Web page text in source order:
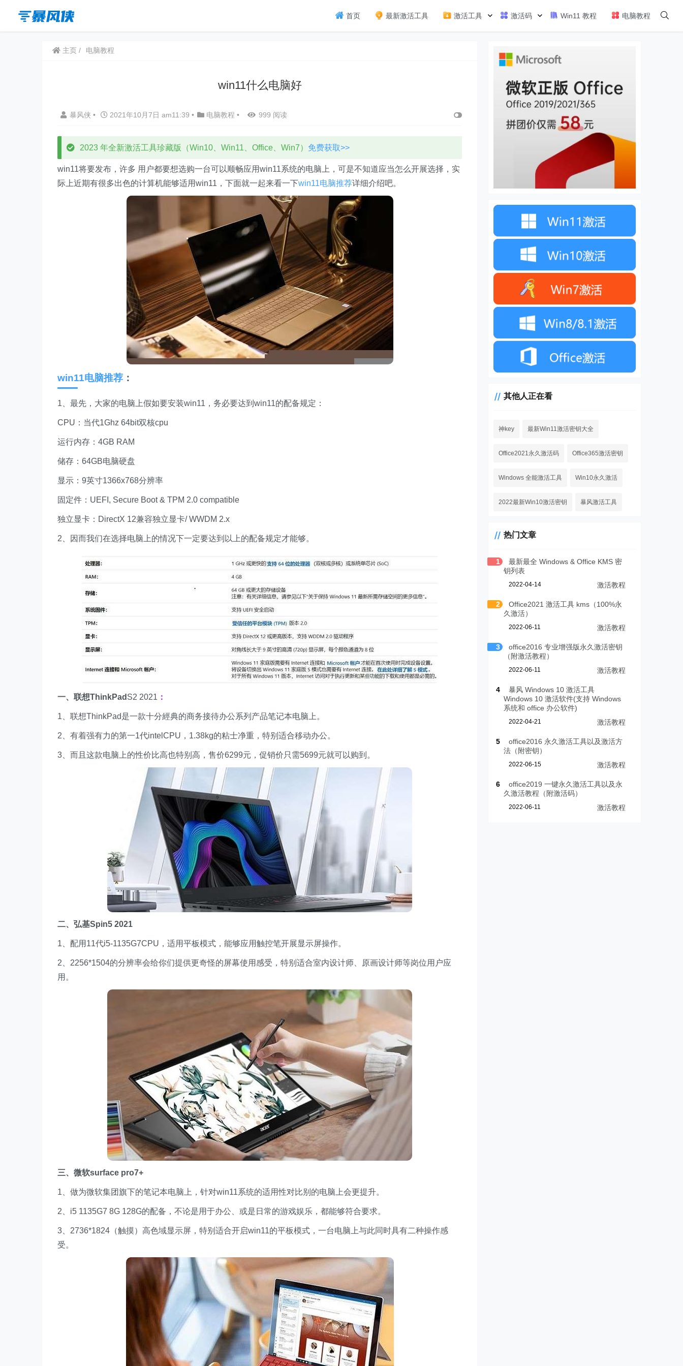
首页 最新激活工具 激活工具 激活码 Win11 教程 电脑教程
主页 电脑教程
win11什么电脑好
暴风侠 • 2021年10月7日 am11:39 • 电脑教程 • 999 阅读
2023 年全新激活工具珍藏版（Win10、Win11、Office、Win7） 免费获取>>
win11将要发布，许多 用户都要想选购一台可以顺畅应用win11系统的电脑上，可是不知道应当怎么开展选择，实
际上近期有很多出色的计算机能够适用win11，下面就一起来看一下win11电脑推荐详细介绍吧。
win11电脑推荐 ：
1、最先，大家的电脑上假如要安装win11，务必要达到win11的配备规定：
CPU：当代1Ghz 64bit双核cpu
运行内存：4GB RAM
储存：64GB电脑硬盘
显示：9英寸1366x768分辨率
固定件：UEFI, Secure Boot & TPM 2.0 compatible
独立显卡：DirectX 12兼容独立显卡/ WWDM 2.x
2、因而我们在选择电脑上的情况下一定要达到以上的配备规定才能够。
一、联想ThinkPad S2 2021 ：
1、联想ThinkPad是一款十分經典的商务接待办公系列产品笔记本电脑上。
2、有着强有力的第一1代intelCPU，1.38kg的粘士净重，特别适合移动办公。
3、而且这款电脑上的性价比高也特别高，售价6299元，促销价只需5699元就可以购到。
二、弘基Spin5 2021
1、配用11代i5-1135G7CPU，适用平板模式，能够应用触控笔开展显示屏操作。
2、2256*1504的分辨率会给你们提供更奇怪的屏幕使用感受，特别适合室内设计师、原画设计师等岗位用户应
用。
三、微软surface pro7+
1、做为微软集团旗下的笔记本电脑上，针对win11系统的适用性对比别的电脑上会更提升。
2、i5 1135G7 8G 128G的配备，不论是用于办公、或是日常的游戏娱乐，都能够符合要求。
3、2736*1824（触摸）高色域显示屏，特别适合开启win11的平板模式，一台电脑上与此同时具有二种操作感
受。
其他人正在看
神key 最新Win11激活密钥大全
Office2021永久激活码 Office365激活密钥
Windows 全能激活工具 Win10永久激活
2022最新Win10激活密钥 暴风激活工具
热门文章
1
最新最全 Windows & Office KMS 密
钥列表
2022-04-14 激活教程
2
Office2021 激活工具 kms（100%永
久激活）
2022-06-11 激活教程
3
office2016 专业增强版永久激活密钥
（附激活教程）
2022-06-11 激活教程
4
暴风 Windows 10 激活工具
Windows 10 激活软件(支持 Windows
系统和 office 办公软件)
2022-04-21 激活教程
5
office2016 永久激活工具以及激活方
法（附密钥）
2022-06-15 激活教程
6
office2019 一键永久激活工具以及永
久激活教程（附激活码）
2022-06-11 激活教程